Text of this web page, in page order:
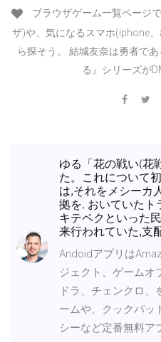
ブラウザゲーム一覧ページ
ザ)や、気になるスマホ(iphone
ら探そう。 結城友奈は勇者で
る』シリーズが
ゆる「花の戦い(花
た。これについて
は,それをメシーカ
拠を. おいていたト
キテペクといった
来行われていた,支
Andoidアプリは
ジェクト、ゲームオ
ドラ、チェンクロ
ームや、クックパッ
シーなど定番無料ア